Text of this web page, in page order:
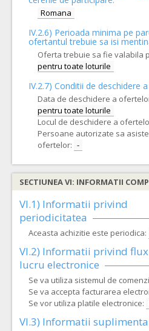
Romana
IV.2.6) Perioada minima pe
ofertantul trebuie sa isi
Oferta trebuie sa fie valabila
pentru toate loturile
IV.2.7) Conditii de deschidere
Data de deschidere a
pentru toate loturile
Locul de deschidere a
Persoane autorizate sa
ofertelor: -
SECTIUNEA VI: INFORMATII
VI.1) Informatii privind
periodicitatea
Aceasta achizitie este periodica:
VI.2) Informatii privind
lucru electronice
Se va utiliza sistemul de
Se va accepta facturarea
Se vor utiliza platile electronice:
VI.3) Informatii